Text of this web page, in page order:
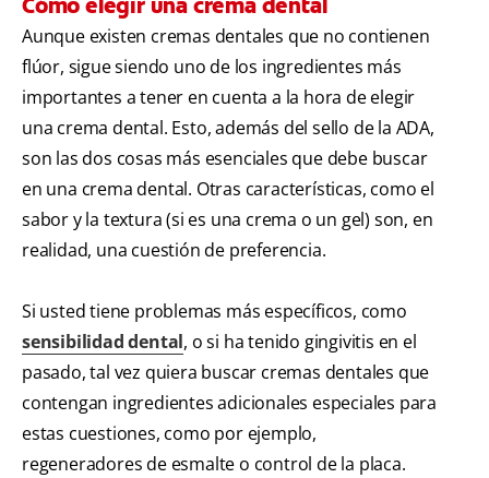
Cómo elegir una crema dental
Aunque existen cremas dentales que no contienen
flúor, sigue siendo uno de los ingredientes más
importantes a tener en cuenta a la hora de elegir
una crema dental. Esto, además del sello de la ADA,
son las dos cosas más esenciales que debe buscar
en una crema dental. Otras características, como el
sabor y la textura (si es una crema o un gel) son, en
realidad, una cuestión de preferencia.
Si usted tiene problemas más específicos, como
sensibilidad dental, o si ha tenido gingivitis en el
pasado, tal vez quiera buscar cremas dentales que
contengan ingredientes adicionales especiales para
estas cuestiones, como por ejemplo,
regeneradores de esmalte o control de la placa.